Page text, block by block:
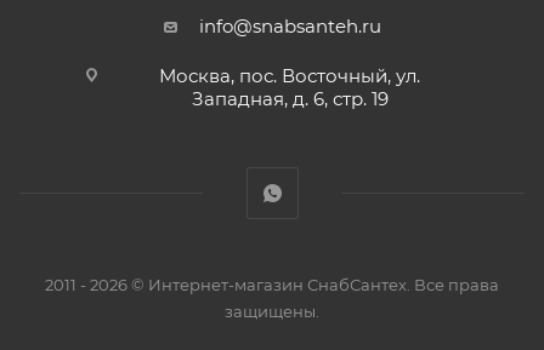
info@snabsanteh.ru
Москва, пос. Восточный, ул.
Западная, д. 6, стр. 19
2011 - 2026 © Интернет-магазин СнабСантех. Все права
защищены.